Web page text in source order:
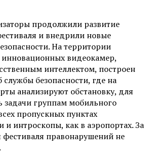
продолжили развитие
и внедрили новые
На территории
инновационных видеокамер,
интеллектом, построен
безопасности, где на
анализируют обстановку, для
задачи группам мобильного
пропускных пунктах
и интроскопы, как в аэропортах. За
правонарушений не